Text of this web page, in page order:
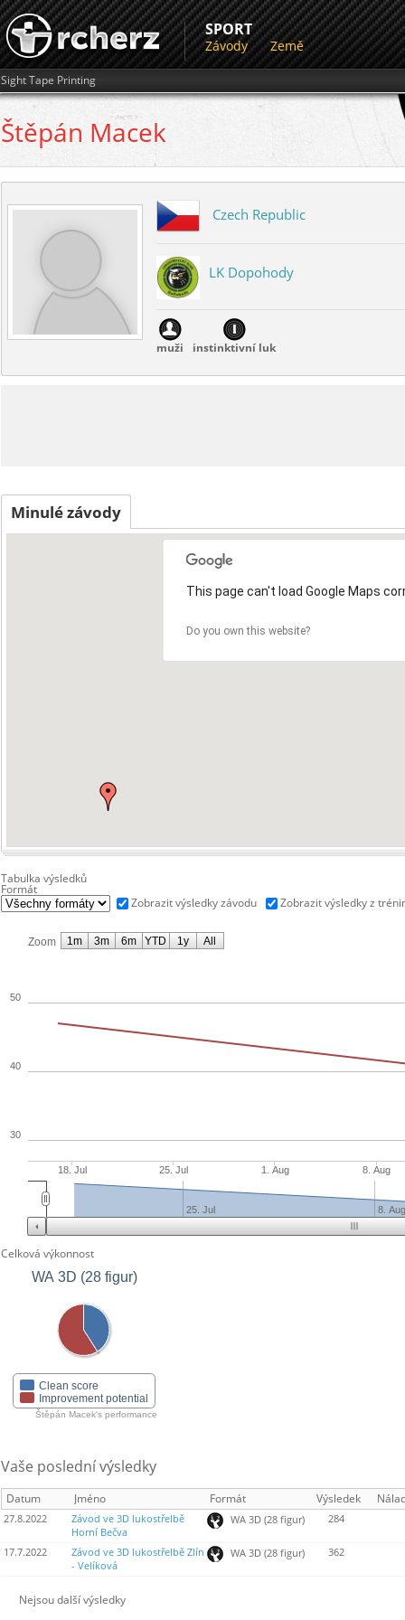
SPORT
Závody Země
Sight Tape Printing
Štěpán Macek
Czech Republic
LK Dopohody
muži instinktivní luk
Minulé závody
This page can't load Google Maps
Do you own this website?
Tabulka výsledků
Formát
Zobrazit výsledky závodu
Zobrazit výsledky z
Zoom
18. Jul 25. Jul 1. Aug 8. Aug
30
40
50
25. Jul 8.
1m 3m 6m YTD 1y All
Celková výkonnost
WA 3D (28 figur)
Clean score
Improvement potential
Štěpán Macek's performance
Vaše poslední výsledky
Datum Jméno Formát Výsledek
27.8.2022
Závod ve 3D lukostřelbě
Horní Bečva
WA 3D (28 figur) 284
17.7.2022
Závod ve 3D lukostřelbě Zlín
- Velíková
WA 3D (28 figur) 362
Nejsou další výsledky